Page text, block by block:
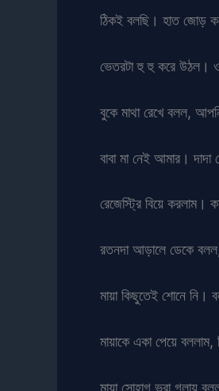
ঠিকই বলছি। হাত জোড়
ভেতরটা হু হু করে উঠল।
বুকে মাথা রেখে বলল,
বাবা মা নেই আমার।
রেজেস্ট্রি বিয়ে করলাম।
রতনদা আড়ালে ডেকে
মায়া কিছুতেই শোনে নি।
মায়াকে একা পেয়ে
মায়া সোহাগ ভরা গলায়